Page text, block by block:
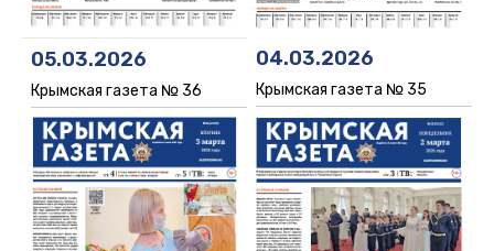
05.03.2026
Крымская газета № 36
04.03.2026
Крымская газета № 35